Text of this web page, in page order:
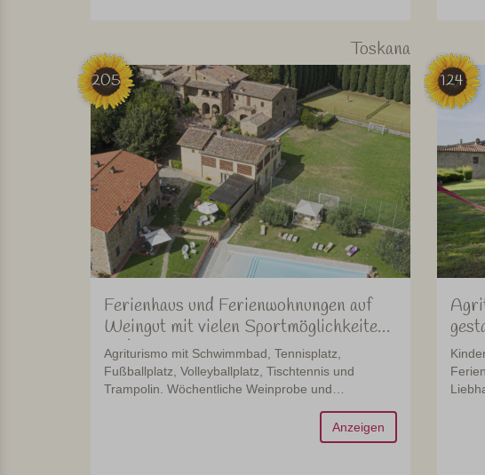
Toskana
205
Ferienhaus und Ferienwohnungen auf
Weingut mit vielen Sportmöglichkeiten
in der Toskana
Agriturismo mit Schwimmbad, Tennisplatz,
Fußballplatz, Volleyballplatz, Tischtennis und
Trampolin. Wöchentliche Weinprobe und
Anzeigen
124